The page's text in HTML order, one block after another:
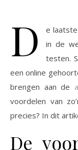
D
e
in de
testen.
een online
brengen aan de
voordelen van
precies? In dit
De